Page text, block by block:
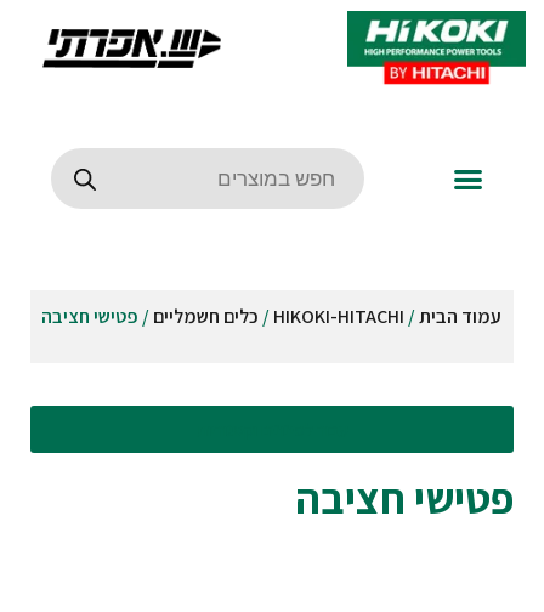
עמוד הבית/
HIKOKI-HITACHI
/ כלים חשמליים/ פטישי חציבה
פטישי חציבה